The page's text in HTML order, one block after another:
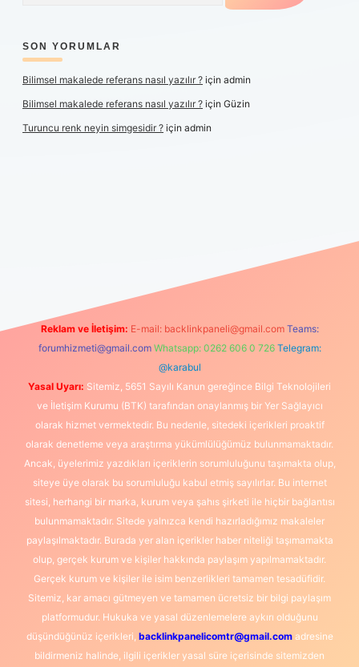
SON YORUMLAR
Bilimsel makalede referans nasıl yazılır ? için admin
Bilimsel makalede referans nasıl yazılır ? için Güzin
Turuncu renk neyin simgesidir ? için admin
Reklam ve İletişim: E-mail: backlinkpaneli@gmail.com Teams:
forumhizmeti@gmail.com Whatsapp: 0262 606 0 726 Telegram:
@karabul
Yasal Uyarı: Sitemiz, 5651 Sayılı Kanun gereğince Bilgi Teknolojileri
ve İletişim Kurumu (BTK) tarafından onaylanmış bir Yer Sağlayıcı
olarak hizmet vermektedir. Bu nedenle, sitedeki içerikleri proaktif
olarak denetleme veya araştırma yükümlülüğümüz bulunmamaktadır.
Ancak, üyelerimiz yazdıkları içeriklerin sorumluluğunu taşımakta olup,
siteye üye olarak bu sorumluluğu kabul etmiş sayılırlar. Bu internet
sitesi, herhangi bir marka, kurum veya şahıs şirketi ile hiçbir bağlantısı
bulunmamaktadır. Sitede yalnızca kendi hazırladığımız makaleler
paylaşılmaktadır. Burada yer alan içerikler haber niteliği taşımamakta
olup, gerçek kurum ve kişiler hakkında paylaşım yapılmamaktadır.
Gerçek kurum ve kişiler ile isim benzerlikleri tamamen tesadüfidir.
Sitemiz, kar amacı gütmeyen ve tamamen ücretsiz bir bilgi paylaşım
platformudur. Hukuka ve yasal düzenlemelere aykırı olduğunu
düşündüğünüz içerikleri, backlinkpanelicomtr@gmail.comadresine
bildirmeniz halinde, ilgili içerikler yasal süre içerisinde sitemizden